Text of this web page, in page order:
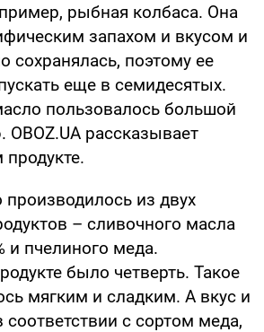
рыбная колбаса. Она
запахом и вкусом и
сохранялась, поэтому ее
еще в семидесятых.
пользовалось большой
OBOZ.UA рассказывает
из двух
– сливочного масла
и пчелиного меда.
было четверть. Такое
мягким и сладким. А вкус и
с сортом меда,